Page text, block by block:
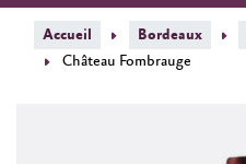
Accueil Bordeaux
Château Fombrauge